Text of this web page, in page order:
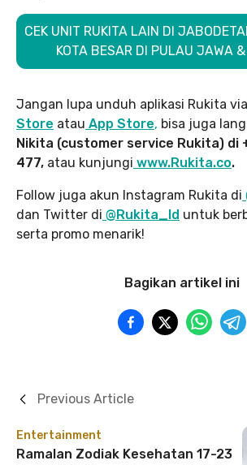
CEK UNIT RUKITA LAIN DI
KOTA BESAR DI PULAU JAWA
Jangan lupa unduh aplikasi Rukita via
Store atau App Store, bisa juga
Nikita (customer service Rukita) di
477, atau kunjungi www.Rukita.co.
Follow juga akun Instagram Rukita di
dan Twitter di @Rukita_Id untuk
serta promo menarik!
Bagikan artikel ini
Entertainment
Ramalan Zodiak Kesehatan 17-23
Previous Article